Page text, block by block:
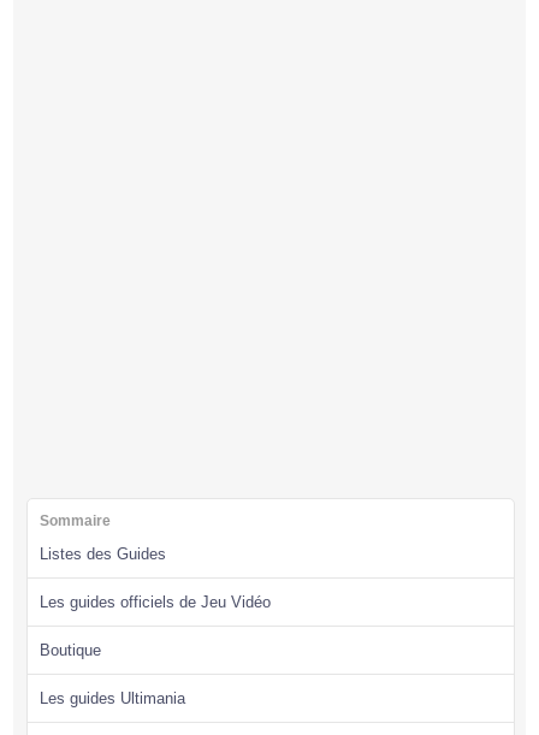
Sommaire
Listes des Guides
Les guides officiels de Jeu Vidéo
Boutique
Les guides Ultimania